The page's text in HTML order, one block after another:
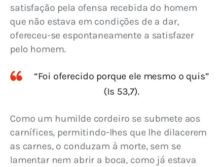
satisfação pela ofensa recebida do homem
que não estava em condições de a dar,
ofereceu-se espontaneamente a satisfazer
pelo homem.
“Foi oferecido porque ele mesmo o quis”
(Is 53,7).
Como um humilde cordeiro se submete aos
carnífices, permitindo-lhes que lhe dilacerem
as carnes, o conduzam à morte, sem se
lamentar nem abrir a boca, como já estava